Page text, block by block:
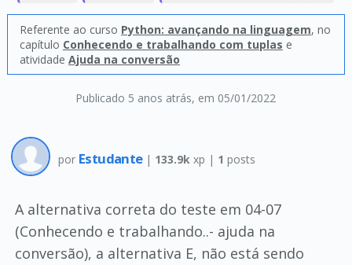
Publicado 5 anos atrás, em 05/01/2022
Referente ao curso Python: avançando na linguagem, no
capítulo Conhecendo e trabalhando com tuplas e
atividade Ajuda na conversão
por Estudante | 133.9k xp | 1 posts
A alternativa correta do teste em 04-07
(Conhecendo e trabalhando..- ajuda na
conversão), a alternativa E, não está sendo